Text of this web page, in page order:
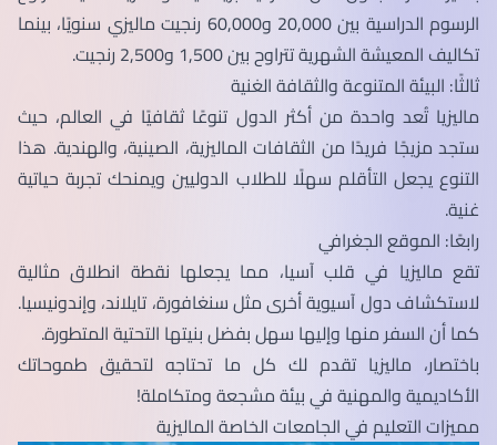
الرسوم الدراسية بين 20,000 و60,000 رنجيت ماليزي سنويًا، بينما
تكاليف المعيشة الشهرية تتراوح بين 1,500 و2,500 رنجيت.
ثالثًا: البيئة المتنوعة والثقافة الغنية
ماليزيا تُعد واحدة من أكثر الدول تنوعًا ثقافيًا في العالم، حيث
ستجد مزيجًا فريدًا من الثقافات الماليزية، الصينية، والهندية. هذا
التنوع يجعل التأقلم سهلًا للطلاب الدوليين ويمنحك تجربة حياتية
غنية.
رابعًا: الموقع الجغرافي
تقع ماليزيا في قلب آسيا، مما يجعلها نقطة انطلاق مثالية
لاستكشاف دول آسيوية أخرى مثل سنغافورة، تايلاند، وإندونيسيا.
كما أن السفر منها وإليها سهل بفضل بنيتها التحتية المتطورة.
باختصار، ماليزيا تقدم لك كل ما تحتاجه لتحقيق طموحاتك
الأكاديمية والمهنية في بيئة مشجعة ومتكاملة!
مميزات التعليم في الجامعات الخاصة الماليزية